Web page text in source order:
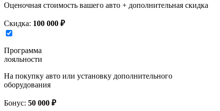
Оценочная стоимость вашего авто + дополнительная скидка
Скидка: 100 000 ₽
Программа
лояльности
На покупку авто или установку дополнительного
оборудования
Бонус: 50 000 ₽